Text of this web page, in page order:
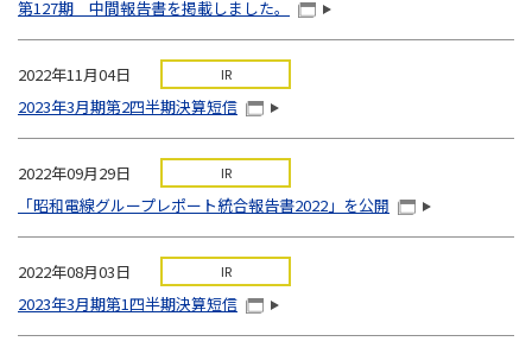
第127期 中間報告書を掲載しました。
2022年11月04日 IR
2023年3月期第2四半期決算短信
2022年09月29日 IR
「昭和電線グループレポート統合報告書2022」を公開
2022年08月03日 IR
2023年3月期第1四半期決算短信